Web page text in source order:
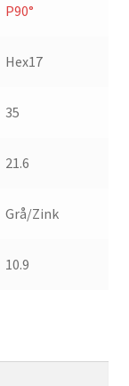
P90°
Hex17
35
21.6
Grå/Zink
10.9